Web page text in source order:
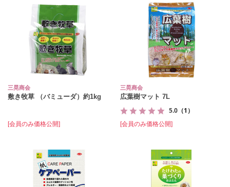
三晃商会
敷き牧草 （バミューダ）約1kg
[会員のみ価格公開]
三晃商会
広葉樹マット 7L
5.0 （1）
[会員のみ価格公開]